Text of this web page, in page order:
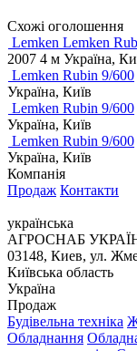
Схожі оголошення
Lemken Lemken
2007 4 м Україна,
Lemken Rubin 9/600
Україна, Київ
Lemken Rubin 9/600
Україна, Київ
Lemken Rubin 9/600
Україна, Київ
Компанія
Продаж Контакти
українська
АГРОСНАБ
03148, Киев, ул.
Київська область
Україна
Продаж
Будівельна техніка
Обладнання